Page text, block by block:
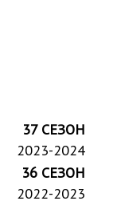
37 СЕЗОН
2023-2024
36 СЕЗОН
2022-2023